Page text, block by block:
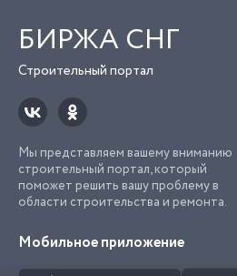
БИРЖА СНГ
Строительный портал
Мы представляем вашему вниманию
строительный портал, который
поможет решить вашу проблему в
области строительства и ремонта.
Мобильное приложение